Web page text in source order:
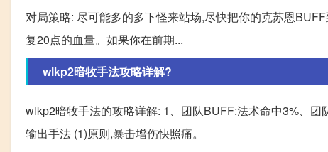
对局策略: 尽可能多的多下怪来站场,尽快把你的克苏恩
复20点的血量。如果你在前期...
wlkp2暗牧手法攻略详解?
wlkp2暗牧手法的攻略详解: 1、团队BUFF:法术命中3%、团
输出手法 (1)原则,暴击增伤快照痛。